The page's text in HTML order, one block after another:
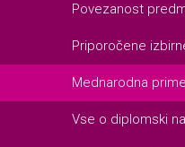
Povezanost
Priporočene
Mednarodna
Vse o diplomski